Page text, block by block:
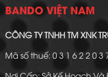
BANDO VIỆT NAM
CÔNG TY TNHH TM XNK
Mã số thuế: 0 3 1 6 2 2 0